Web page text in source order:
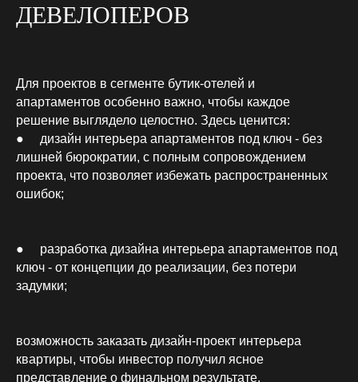
ДЕВЕЛОПЕРОВ
Для проектов в сегменте бутик-отелей и
апартаментов особенно важно, чтобы каждое
решение выглядело целостно. Здесь ценится:
● дизайн интерьера апартаментов под ключ - без
лишней бюрократии, с полным сопровождением
проекта, что позволяет избежать распространенных
ошибок;
● разработка дизайна интерьера апартаментов под
ключ - от концепции до реализации, без потери
задумки;
возможность заказать дизайн-проект интерьера
квартиры, чтобы инвестор получил ясное
представление о финальном результате.